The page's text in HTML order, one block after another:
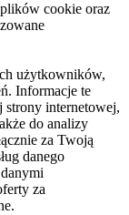
cookie oraz
użytkowników,
Informacje te
strony internetowej,
do analizy
za Twoją
danego
za